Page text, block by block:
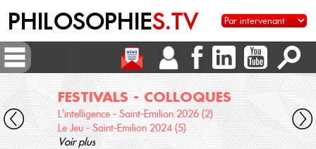
PHILOSOPHIES.TV
FESTIVALS - COLLOQUES
L'intelligence - Saint-Emilion 2026 (2)
Le Jeu - Saint-Emilion 2024 (5)
Voir plus